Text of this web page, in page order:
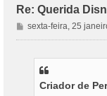
Re: Querida
M
e
sexta-feira, 25
Criador de